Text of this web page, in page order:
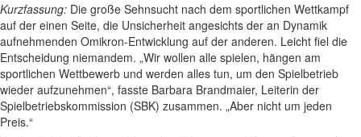
Kurzfassung: Die große Sehnsucht nach dem sportlichen Wettkampf
auf der einen Seite, die Unsicherheit angesichts der an Dynamik
aufnehmenden Omikron-Entwicklung auf der anderen. Leicht fiel die
Entscheidung niemandem. „Wir wollen alle spielen, hängen am
sportlichen Wettbewerb und werden alles tun, um den Spielbetrieb
wieder aufzunehmen“, fasste Barbara Brandmaier, Leiterin der
Spielbetriebskommission (SBK) zusammen. „Aber nicht um jeden
Preis.“